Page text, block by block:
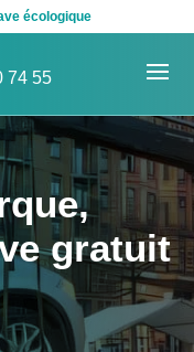
écologique
74 55
gratuit